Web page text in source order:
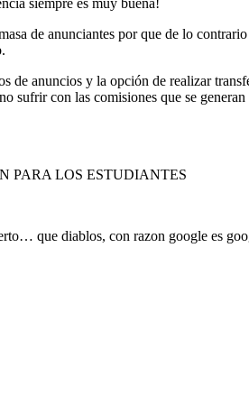
siempre es muy buena!
de anunciantes por que de lo
anuncios y la opción de realizar
con las comisiones que se
PARA LOS ESTUDIANTES
que diablos, con razon google es